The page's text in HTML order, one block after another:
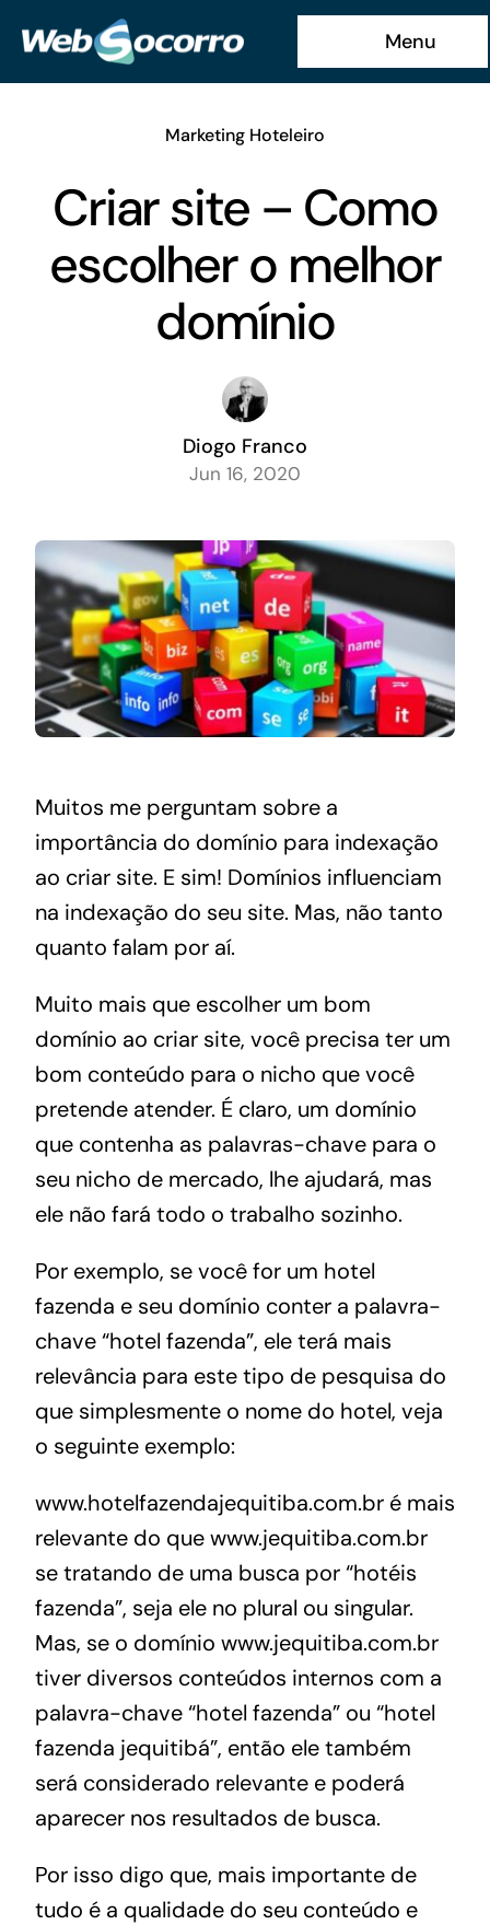
para
o
Menu
Marketing Hoteleiro
Criar site – Como
escolher o melhor
domínio
Diogo Franco
Jun 16, 2020
Muitos me perguntam sobre a
importância do domínio para indexação
ao criar site. E sim! Domínios influenciam
na indexação do seu site. Mas, não tanto
quanto falam por aí.
Muito mais que escolher um bom
domínio ao criar site, você precisa ter um
bom conteúdo para o nicho que você
pretende atender. É claro, um domínio
que contenha as palavras-chave para o
seu nicho de mercado, lhe ajudará, mas
ele não fará todo o trabalho sozinho.
Por exemplo, se você for um hotel
fazenda e seu domínio conter a palavra-
chave “hotel fazenda”, ele terá mais
relevância para este tipo de pesquisa do
que simplesmente o nome do hotel, veja
o seguinte exemplo:
www.hotelfazendajequitiba.com.br é mais
relevante do que www.jequitiba.com.br
se tratando de uma busca por “hotéis
fazenda”, seja ele no plural ou singular.
Mas, se o domínio www.jequitiba.com.br
tiver diversos conteúdos internos com a
palavra-chave “hotel fazenda” ou “hotel
fazenda jequitibá”, então ele também
será considerado relevante e poderá
aparecer nos resultados de busca.
Por isso digo que, mais importante de
tudo é a qualidade do seu conteúdo e